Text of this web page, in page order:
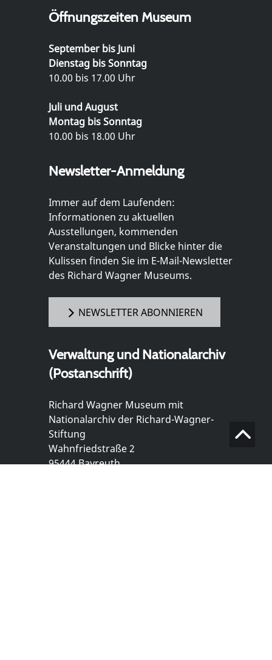
Öffnungszeiten Museum
September bis Juni
Dienstag bis Sonntag
10.00 bis 17.00 Uhr
Juli und August
Montag bis Sonntag
10.00 bis 18.00 Uhr
Newsletter-Anmeldung
Immer auf dem Laufenden:
Informationen zu aktuellen
Ausstellungen, kommenden
Veranstaltungen und Blicke hinter die
Kulissen finden Sie im E-Mail-Newsletter
des Richard Wagner Museums.
NEWSLETTER ABONNIEREN
Verwaltung und Nationalarchiv
(Postanschrift)
Richard Wagner Museum mit
Nationalarchiv der Richard-Wagner-
Stiftung
Wahnfriedstraße 2
95444 Bayreuth